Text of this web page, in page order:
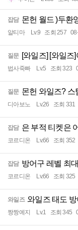
잡담 몬헌 월드 )두환
알티마 Lv.9 조회 257
질문 [와일즈] [와일즈
법사죽빠 Lv.5 조회 323
질문 몬헌 와일즈?
디아보노 Lv.26 조회 331
잡담 은 부적 티켓은
코르디온 Lv.66 조회 352
잡담 방어구 레벨 최
코르디온 Lv.66 조회 325
와일즈 와일즈 태도
짱짱예지 Lv.1 조회 345